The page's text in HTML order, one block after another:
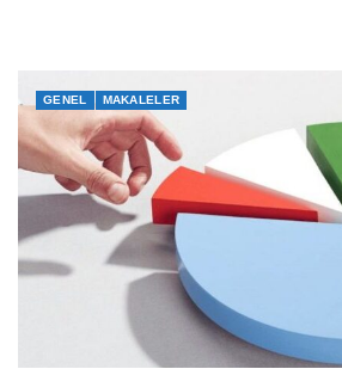
GENEL MAKALELER